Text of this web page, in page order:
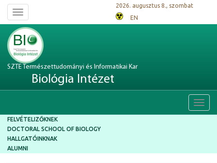
Toggle
navigation
2026. augusztus 8., szombat
EN
SZTE Természettudományi és Informatikai Kar
Biológia Intézet
FELVÉTELIZŐKNEK
DOCTORAL SCHOOL OF BIOLOGY
HALLGATÓINKNAK
ALUMNI